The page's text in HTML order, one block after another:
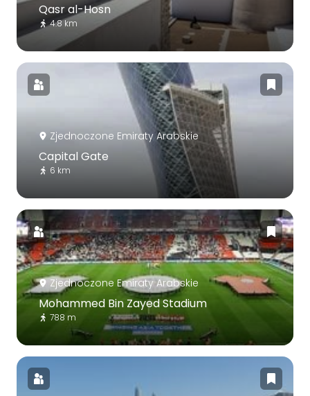
Qasr al-Hosn
4.8 km
Zjednoczone Emiraty Arabskie
Capital Gate
6 km
Zjednoczone Emiraty Arabskie
Mohammed Bin Zayed Stadium
788 m